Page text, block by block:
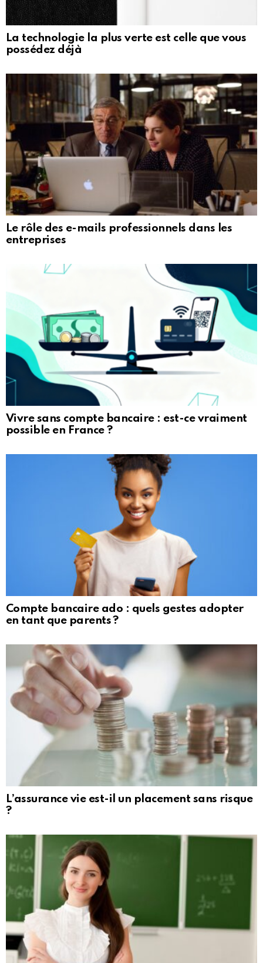
La technologie la plus verte est celle que vous
possédez déjà
Le rôle des e-mails professionnels dans les
entreprises
Vivre sans compte bancaire : est-ce vraiment
possible en France ?
Compte bancaire ado : quels gestes adopter
en tant que parents ?
L’assurance vie est-il un placement sans risque
?